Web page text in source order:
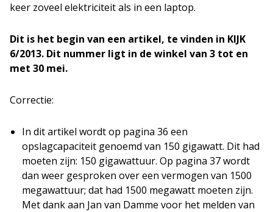
keer zoveel elektriciteit als in een laptop.
Dit is het begin van een artikel, te vinden in KIJK
6/2013. Dit nummer ligt in de winkel van 3 tot en
met 30 mei.
Correctie:
In dit artikel wordt op pagina 36 een
opslagcapaciteit genoemd van 150 gigawatt. Dit had
moeten zijn: 150 gigawattuur. Op pagina 37 wordt
dan weer gesproken over een vermogen van 1500
megawattuur; dat had 1500 megawatt moeten zijn.
Met dank aan Jan van Damme voor het melden van